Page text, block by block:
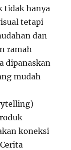
tidak hanya
tetapi
dan
ramah
dipanaskan
mudah
koneksi